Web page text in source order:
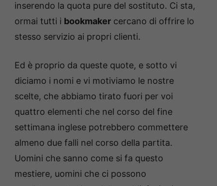
inserendo la quota pure del sostituto. Ci sta,
ormai tutti i bookmaker cercano di offrire lo
stesso servizio ai propri clienti.
Ed è proprio da queste quote, e sotto vi
diciamo i nomi e vi motiviamo le nostre
scelte, che abbiamo tirato fuori per voi
quattro elementi che nel corso del fine
settimana inglese potrebbero commettere
almeno due falli nel corso della partita.
Uomini che sanno come si fa questo
mestiere, uomini che ci possono